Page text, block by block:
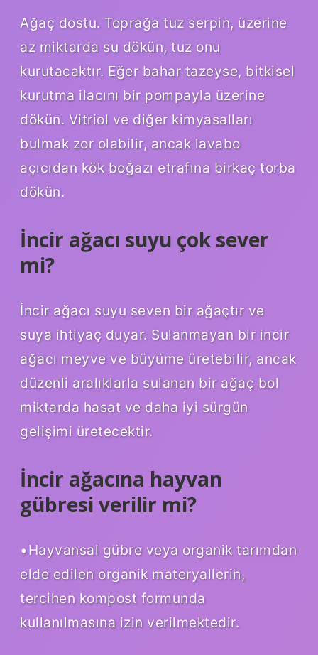
Ağaç dostu. Toprağa tuz serpin, üzerine
az miktarda su dökün, tuz onu
kurutacaktır. Eğer bahar tazeyse, bitkisel
kurutma ilacını bir pompayla üzerine
dökün. Vitriol ve diğer kimyasalları
bulmak zor olabilir, ancak lavabo
açıcıdan kök boğazı etrafına birkaç torba
dökün.
İncir ağacı suyu çok sever
mi?
İncir ağacı suyu seven bir ağaçtır ve
suya ihtiyaç duyar. Sulanmayan bir incir
ağacı meyve ve büyüme üretebilir, ancak
düzenli aralıklarla sulanan bir ağaç bol
miktarda hasat ve daha iyi sürgün
gelişimi üretecektir.
İncir ağacına hayvan
gübresi verilir mi?
•Hayvansal gübre veya organik tarımdan
elde edilen organik materyallerin,
tercihen kompost formunda
kullanılmasına izin verilmektedir.